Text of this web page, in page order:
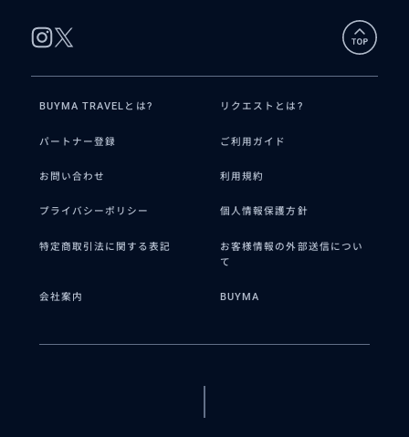
BUYMA TRAVELとは? リクエストとは?
パートナー登録 ご利用ガイド
お問い合わせ 利用規約
プライバシーポリシー 個人情報保護方針
特定商取引法に関する表記
お客様情報の外部送信につい
て
会社案内 BUYMA